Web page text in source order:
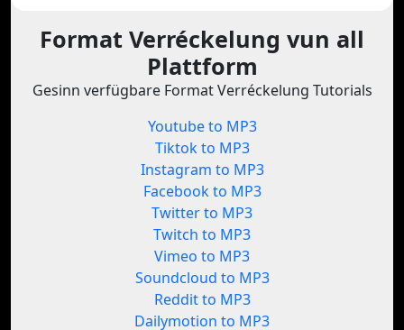
Format Verréckelung vun all
Plattform
Gesinn verfügbare Format Verréckelung Tutorials
Youtube to MP3
Tiktok to MP3
Instagram to MP3
Facebook to MP3
Twitter to MP3
Twitch to MP3
Vimeo to MP3
Soundcloud to MP3
Reddit to MP3
Dailymotion to MP3